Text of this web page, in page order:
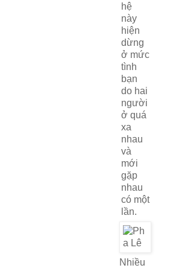
hệ
này
hiện
dừng
ở mức
tình
bạn
do hai
người
ở quá
xa
nhau
và
mới
gặp
nhau
có một
lần.
Nhiều